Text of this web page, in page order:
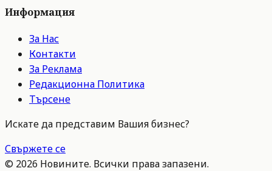
Информация
За Нас
Контакти
За Реклама
Редакционна Политика
Търсене
Искате да представим Вашия бизнес?
Свържете се
© 2026 Новините. Всички права запазени.